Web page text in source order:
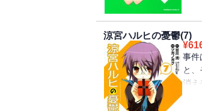
涼宮ハルヒの憂鬱(7)
¥
事件
と
消え
待